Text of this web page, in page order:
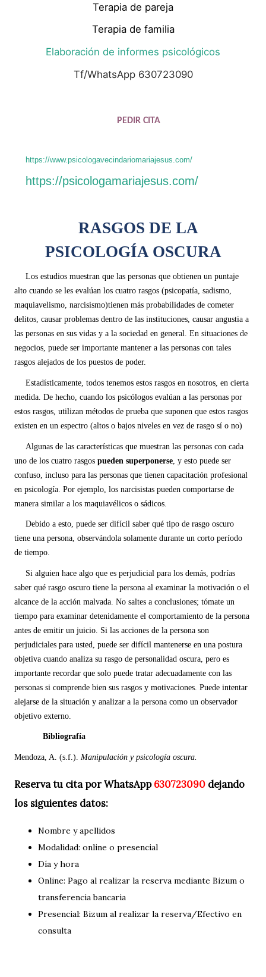
Terapia de pareja
Terapia de familia
Elaboración de informes psicológicos
Tf/WhatsApp 630723090
PEDIR CITA
https://www.psicologavecindariomariajesus.com/
https://psicologamariajesus.com/
RASGOS DE LA
PSICOLOGÍA OSCURA
Los estudios muestran que las personas que obtienen un puntaje
alto cuando se les evalúan los cuatro rasgos (psicopatía, sadismo,
maquiavelismo, narcisismo)tienen más probabilidades de cometer
delitos, causar problemas dentro de las instituciones, causar angustia a
las personas en sus vidas y a la sociedad en general. En situaciones de
negocios, puede ser importante mantener a las personas con tales
rasgos alejados de los puestos de poder.
Estadísticamente, todos tenemos estos rasgos en nosotros, en cierta
medida. De hecho, cuando los psicólogos evalúan a las personas por
estos rasgos, utilizan métodos de prueba que suponen que estos rasgos
existen en un espectro (altos o bajos niveles en vez de rasgo sí o no)
Algunas de las características que muestran las personas con cada
uno de los cuatro rasgos pueden superponerse , y esto puede ser
confuso, incluso para las personas que tienen capacitación profesional
en psicología. Por ejemplo, los narcisistas pueden comportarse de
manera similar a los maquiavélicos o sádicos.
Debido a esto, puede ser difícil saber qué tipo de rasgo oscuro
tiene una persona, observándola solamente durante un corto período
de tiempo.
Si alguien hace algo que es perjudicial para los demás, podrías
saber qué rasgo oscuro tiene la persona al examinar la motivación o el
alcance de la acción malvada. No saltes a conclusiones; tómate un
tiempo para examinar detenidamente el comportamiento de la persona
antes de emitir un juicio. Si las acciones de la persona son
perjudiciales para usted, puede ser difícil mantenerse en una postura
objetiva cuando analiza su rasgo de personalidad oscura, pero es
importante recordar que solo puede tratar adecuadamente con las
personas si comprende bien sus rasgos y motivaciones. Puede intentar
alejarse de la situación y analizar a la persona como un observador
objetivo externo.
Bibliografía
Mendoza, A. (s.f.). Manipulación y psicología oscura.
Reserva tu cita por WhatsApp 630723090 dejando
los siguientes datos:
Nombre y apellidos
Modalidad: online o presencial
Día y hora
Online: Pago al realizar la reserva mediante Bizum o
transferencia bancaria
Presencial: Bizum al realizar la reserva/Efectivo en
consulta